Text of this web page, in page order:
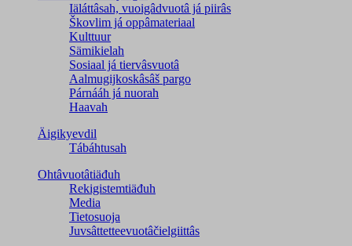
Iäláttâsah, vuoigâdvuotâ já piirâs
Škovlim já oppâmateriaal
Kulttuur
Sämikielah
Sosiaal já tiervâsvuotâ
Aalmugijkoskâsâš pargo
Párnááh já nuorah
Haavah
Äigikyevdil
Tábáhtusah
Ohtâvuotâtiäđuh
Rekigistemtiäđuh
Media
Tietosuoja
Juvsâttetteevuotâčielgiittâs